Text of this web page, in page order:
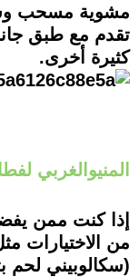
مشوية مسحب
تقدم مع طبق
كثيرة أخرى.
المنيوالغربي
إذا كنت ممن
من الاختيارات
(سكالوبيني لحم